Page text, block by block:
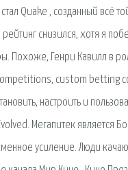
Quake , созданный всё
снизился, хотя я
Похоже, Генри Кавилл в
custom betting
настроить и
Мегапитек
усиление. Люди